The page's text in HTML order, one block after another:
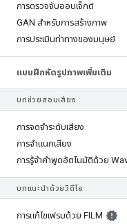
การตรวจจับออบเจ็กต์
GAN สำหรับการสร้างภาพ
การประเมินท่าทางของมนุษย์
แบบฝึกหัดรูปภาพเพิ่มเติม
บทช่วยสอนเสียง
การจดจำระดับเสียง
การจำแนกเสียง
การรู้จำคำพูดอัตโนมัติด้วย
บทแนะนำด้วยวิดีโอ
การแก้ไขเฟรมด้วย FILM